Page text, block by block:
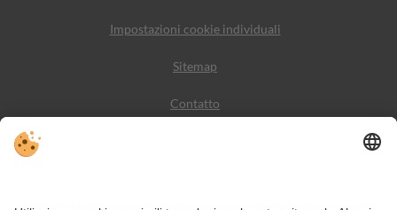
Impostazioni cookie individuali
Sitemap
Contatto